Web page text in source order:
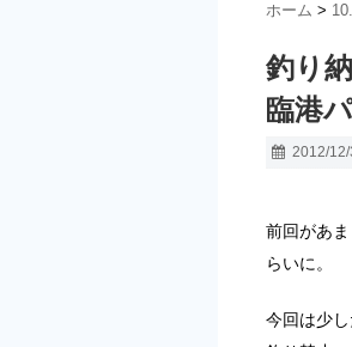
ホーム >
釣り
臨港
2012/
前回があ
らいに。
今回は少し